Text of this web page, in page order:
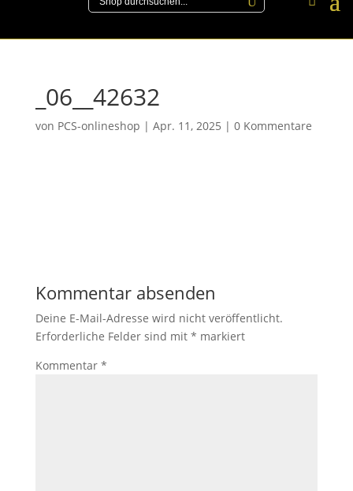
_06__42632
von PCS-onlineshop | Apr. 11, 2025 | 0 Kommentare
Kommentar absenden
Deine E-Mail-Adresse wird nicht veröffentlicht.
Erforderliche Felder sind mit * markiert
Kommentar *